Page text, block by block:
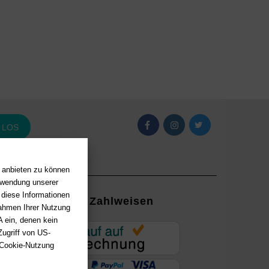
zu können
unserer
Informationen
Ihrer Nutzung
ein, denen kein
von US-
Nutzung
LOS
mit
Zahlweisen